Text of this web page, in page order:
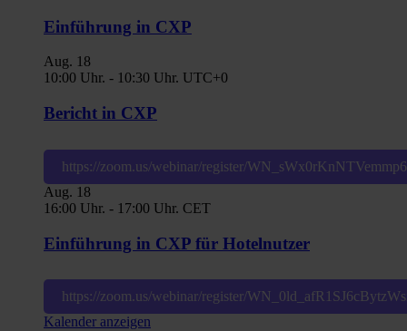
Einführung in CXP
Aug. 18
10:00 Uhr. - 10:30 Uhr. UTC+0
Bericht in CXP
https://zoom.us/webinar/register/
Aug. 18
16:00 Uhr. - 17:00 Uhr. CET
Einführung in CXP für Hotelnutzer
https://zoom.us/webinar/register/
Kalender anzeigen